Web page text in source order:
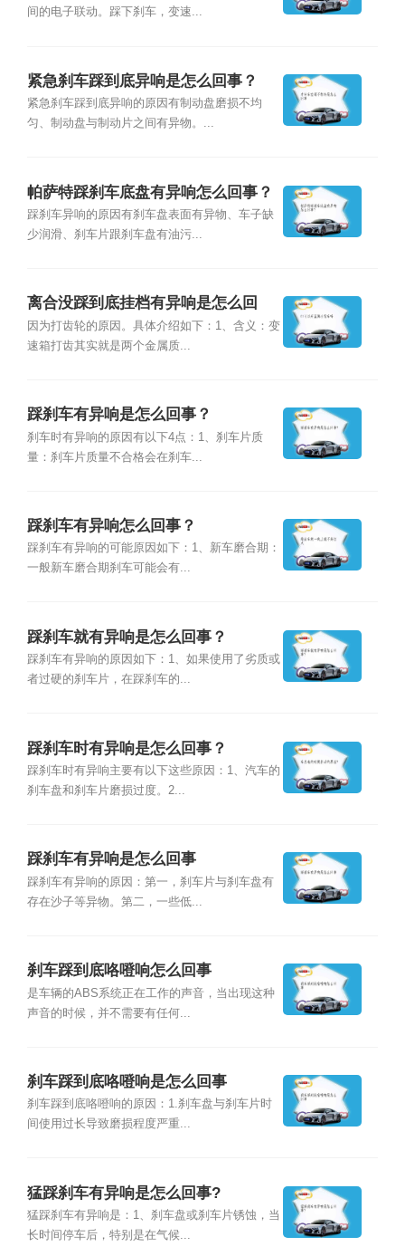
间的电子联动。踩下刹车，变速...
紧急刹车踩到底异响是怎么回事？
紧急刹车踩到底异响的原因有制动盘磨损不均
匀、制动盘与制动片之间有异物。...
帕萨特踩刹车底盘有异响怎么回事？
踩刹车异响的原因有刹车盘表面有异物、车子缺
少润滑、刹车片跟刹车盘有油污...
离合没踩到底挂档有异响是怎么回
事？
因为打齿轮的原因。具体介绍如下：1、含义：变
速箱打齿其实就是两个金属质...
踩刹车有异响是怎么回事？
刹车时有异响的原因有以下4点：1、刹车片质
量：刹车片质量不合格会在刹车...
踩刹车有异响怎么回事？
踩刹车有异响的可能原因如下：1、新车磨合期：
一般新车磨合期刹车可能会有...
踩刹车就有异响是怎么回事？
踩刹车有异响的原因如下：1、如果使用了劣质或
者过硬的刹车片，在踩刹车的...
踩刹车时有异响是怎么回事？
踩刹车时有异响主要有以下这些原因：1、汽车的
刹车盘和刹车片磨损过度。2...
踩刹车有异响是怎么回事
踩刹车有异响的原因：第一，刹车片与刹车盘有
存在沙子等异物。第二，一些低...
刹车踩到底咯噔响怎么回事
是车辆的ABS系统正在工作的声音，当出现这种
声音的时候，并不需要有任何...
刹车踩到底咯噔响是怎么回事
刹车踩到底咯噔响的原因：1.刹车盘与刹车片时
间使用过长导致磨损程度严重...
猛踩刹车有异响是怎么回事?
猛踩刹车有异响是：1、刹车盘或刹车片锈蚀，当
长时间停车后，特别是在气候...